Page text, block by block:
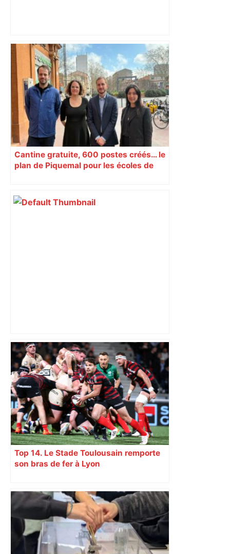
Capilla en bleu ciel pour combien de
temps encore ? Toulouse et l'UBB aux
aguets – Rugbynistere
Cantine gratuite, 600 postes créés… le
plan de Piquemal pour les écoles de
Vous pensiez que c’était comme une
voiture ? La vérité sur les avions qui
reculent – ici.fr
Top 14. Le Stade Toulousain remporte
son bras de fer à Lyon